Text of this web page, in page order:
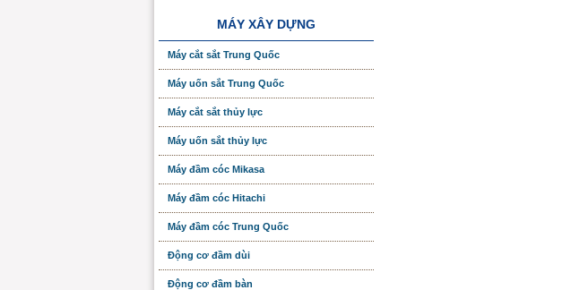
MÁY XÂY DỰNG
Máy cắt sắt Trung Quốc
Máy uốn sắt Trung Quốc
Máy cắt sắt thủy lực
Máy uốn sắt thủy lực
Máy đầm cóc Mikasa
Máy đầm cóc Hitachi
Máy đầm cóc Trung Quốc
Động cơ đầm dùi
Động cơ đầm bàn